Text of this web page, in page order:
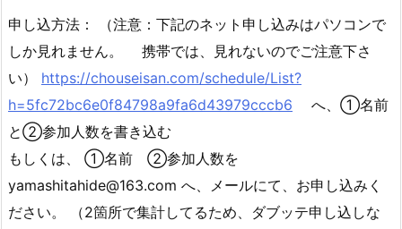
申し込方法： （注意：下記のネット申し込みはパソコンで
しか見れません。 携帯では、見れないのでご注意下さ
い） https://chouseisan.com/schedule/List?
h=5fc72bc6e0f84798a9fa6d43979cccb6 へ、①名前
と②参加人数を書き込む
もしくは、 ①名前 ②参加人数を
yamashitahide@163.com へ、メールにて、お申し込みく
ださい。 （2箇所で集計してるため、ダブッテ申し込しな